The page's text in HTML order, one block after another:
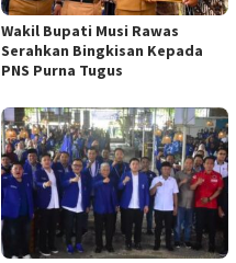
Wakil Bupati Musi Rawas
Serahkan Bingkisan Kepada
PNS Purna Tugus